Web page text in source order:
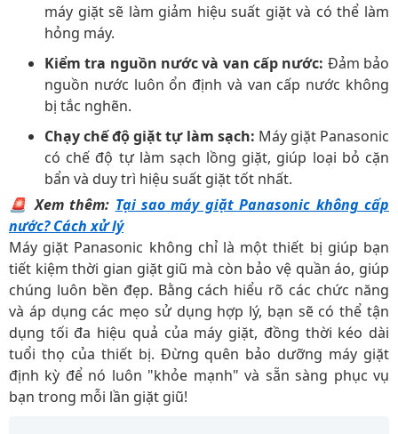
máy giặt sẽ làm giảm hiệu suất giặt và có thể làm
hỏng máy.
Kiểm tra nguồn nước và van cấp nước: Đảm bảo
nguồn nước luôn ổn định và van cấp nước không
bị tắc nghẽn.
Chạy chế độ giặt tự làm sạch: Máy giặt Panasonic
có chế độ tự làm sạch lồng giặt, giúp loại bỏ cặn
bẩn và duy trì hiệu suất giặt tốt nhất.
🚨 Xem thêm: Tại sao máy giặt Panasonic không cấp
nước? Cách xử lý
Máy giặt Panasonic không chỉ là một thiết bị giúp bạn
tiết kiệm thời gian giặt giũ mà còn bảo vệ quần áo, giúp
chúng luôn bền đẹp. Bằng cách hiểu rõ các chức năng
và áp dụng các mẹo sử dụng hợp lý, bạn sẽ có thể tận
dụng tối đa hiệu quả của máy giặt, đồng thời kéo dài
tuổi thọ của thiết bị. Đừng quên bảo dưỡng máy giặt
định kỳ để nó luôn "khỏe mạnh" và sẵn sàng phục vụ
bạn trong mỗi lần giặt giũ!